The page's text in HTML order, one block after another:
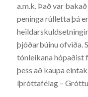
a.m.k. Það var
peninga rúlletta þá
þjóðarbúinu ofviða.
tónleikana hópaðist
þess að kaupa
íþróttafélag – Gróttu.